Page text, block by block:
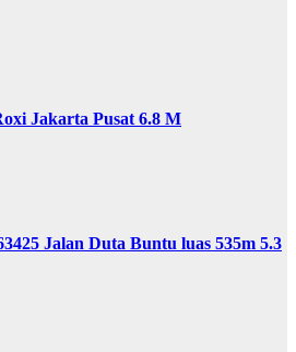
Jakarta Pusat 6.8 M
Jalan Duta Buntu luas 535m 5.3